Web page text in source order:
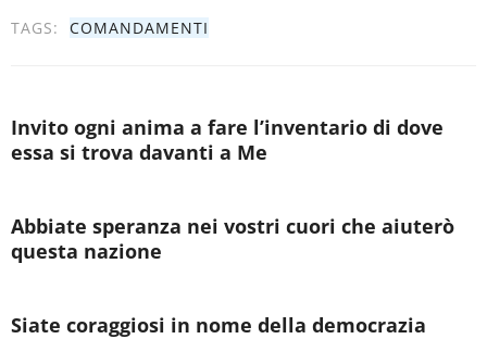
TAGS: COMANDAMENTI
Invito ogni anima a fare l’inventario di dove
essa si trova davanti a Me
Abbiate speranza nei vostri cuori che aiuterò
questa nazione
Siate coraggiosi in nome della democrazia